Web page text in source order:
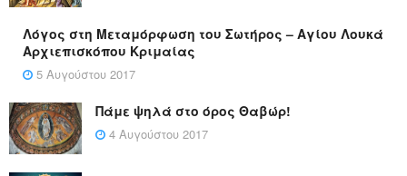
Λόγος στη Μεταμόρφωση του Σωτήρος – Αγίου Λουκά
Αρχιεπισκόπου Κριμαίας
5 Αυγούστου 2017
Πάμε ψηλά στο όρος Θαβώρ!
4 Αυγούστου 2017